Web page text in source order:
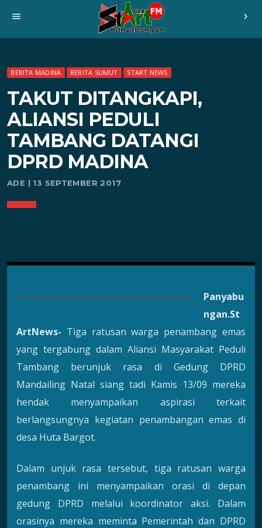
menu chevron_right
BERITA MADINA BERITA SUMUT START NEWS
TAKUT DITANGKAPI,
ALIANSI PEDULI
TAMBANG DATANGI
DPRD MADINA
ADE | 13 SEPTEMBER 2017
Panyabu
ngan.St
ArtNews- Tiga ratusan warga penambang emas
yang tergabung dalam Aliansi Masyarakat Peduli
Tambang berunjuk rasa di Gedung DPRD
Mandailing Natal siang tadi Kamis 13/09 mereka
hendak menyampaikan aspirasi terkait
berlangsungnya kegiatan penambangan emas di
desa Huta Bargot.
Dalam unjuk rasa tersebut, tiga ratusan warga
penambang ini menyampaikan orasi di depan
gedung DPRD melalui koordinator aksi. Dalam
orasinya mereka meminta Pemerintah dan DPRD